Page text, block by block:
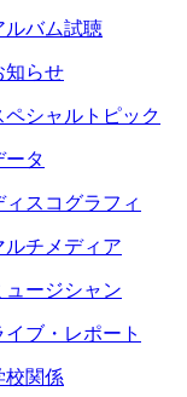
ルバム試聴
知らせ
ペシャルトピック
ータ
ィスコグラフィ
ルチメディア
ュージシャン
イブ・レポート
校関係